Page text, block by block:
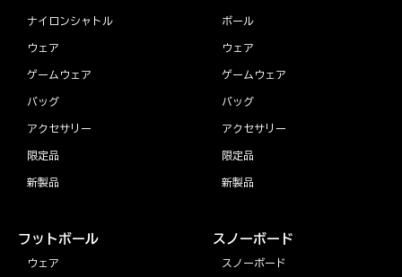
ナイロンシャトル
ウェア
ゲームウェア
バッグ
アクセサリー
限定品
新製品
ボール
ウェア
ゲームウェア
バッグ
アクセサリー
限定品
新製品
フットボール
ウェア
スノーボード
スノーボード